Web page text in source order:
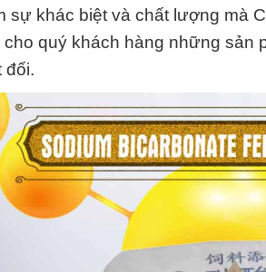
sự khác biệt và chất lượng mà
quý khách hàng những sản
đối.